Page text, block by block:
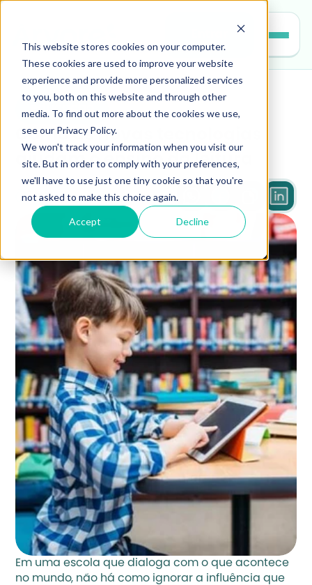
This website stores cookies on your computer.
These cookies are used to improve your website
experience and provide more personalized services
to you, both on this website and through other
media. To find out more about the cookies we use,
see our Privacy Policy.
We won't track your information when you visit our
site. But in order to comply with your preferences,
we'll have to use just one tiny cookie so that you're
not asked to make this choice again.
Accept Decline
educacao
Como as novas tecnologias
ajudam o ensino da leitura
2 min
Em uma escola que dialoga com o que acontece
no mundo, não há como ignorar a influência que